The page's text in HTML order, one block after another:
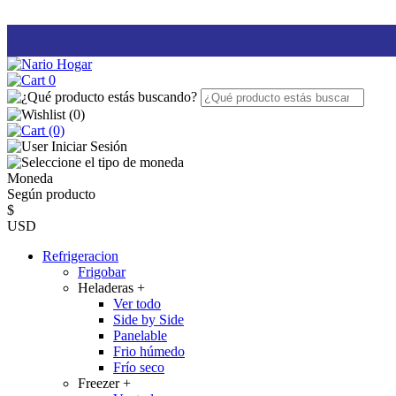
0
(0)
(0)
Iniciar Sesión
Moneda
Según producto
$
USD
Refrigeracion
Frigobar
Heladeras +
Ver todo
Side by Side
Panelable
Frio húmedo
Frío seco
Freezer+